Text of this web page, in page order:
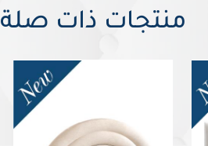
منتجات ذات صلة